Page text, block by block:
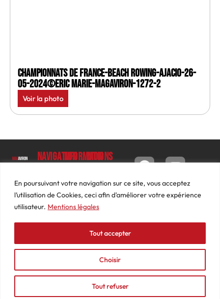
En poursuivant votre navigation sur ce site, vous acceptez
l’utilisation de Cookies, ceci afin d'améliorer votre expérience
utilisateur. Mentions légales
Choisir
Tout refuser
Tout accepter
Championnats de France-Beach rowing-Ajacio-26-
05-2024©Eric Marie-MagAviron-1272-2
Voir la photo
Luc
Barbier
69640
74
87
contact@mediasaviron.fr
Navigation
Le
Magazine
Photos
Actualités
Podcasts
Informations
Conditions
générales
de ventes
Mentions
légales
Mon
Tableau
de bord
Commandes
Adresses
Détails
du
compte